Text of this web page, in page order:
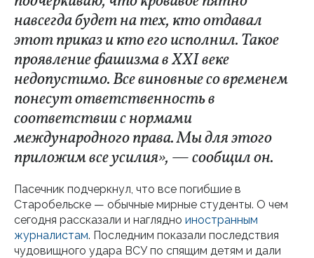
навсегда будет на тех, кто отдавал
этот приказ и кто его исполнил. Такое
проявление фашизма в XXI веке
недопустимо. Все виновные со временем
понесут ответственность в
соответствии с нормами
международного права. Мы для этого
приложим все усилия», — сообщил он.
Пасечник подчеркнул, что все погибшие в
Старобельске — обычные мирные студенты. О чем
сегодня рассказали и наглядно иностранным
журналистам. Последним показали последствия
чудовищного удара ВСУ по спящим детям и дали